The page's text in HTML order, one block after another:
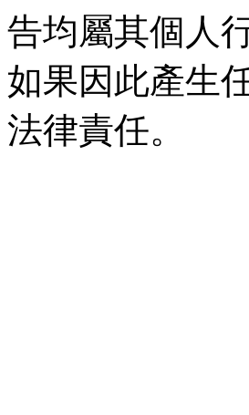
告均屬其個人
如果因此產生
法律責任。